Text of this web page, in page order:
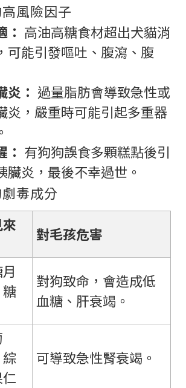
風險因子
： 高油高糖食材超出犬貓消
可能引發嘔吐、腹瀉、腹
炎： 過量脂肪會導致急性或
炎，嚴重時可能引起多重器
： 有狗狗誤食多顆糕點後引
臟炎，最後不幸過世。
毒成分
對毛孩危害
對狗致命，會造成低
血糖、肝衰竭。
可導致急性腎衰竭。